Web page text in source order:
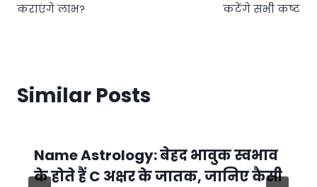
कराएंगे लाभ?
कटेंगे सभी कष्ट
Similar Posts
Name Astrology: बेहद भावुक स्वभाव
के होते हैं C अक्षर के जातक, जानिए कैसी